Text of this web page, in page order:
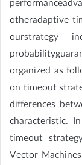
otheradaptive
ourstrategy
organized as
on timeout
differences
characteristic.
timeout
Vector